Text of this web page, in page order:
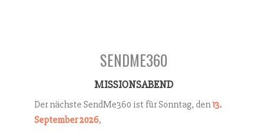
SENDME360
MISSIONSABEND
Der nächste SendMe360 ist für Sonntag, den13.
September 2026,